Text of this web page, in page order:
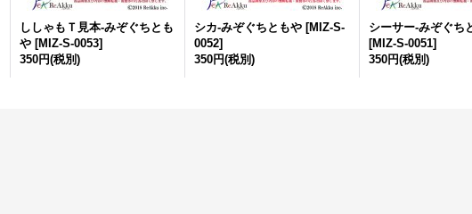
ししゃもＴ見本-みぞぐちとも
や [MIZ-S-0053]
350円(税別)
シカ-みぞぐちともや [MIZ-S-
0052]
350円(税別)
シーサー-みぞぐち
[MIZ-S-0051]
350円(税別)